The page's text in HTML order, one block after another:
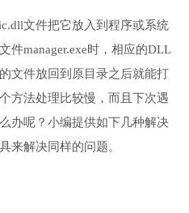
文件把它放入到程序或系统
件manager.exe时，相应的DLL
文件放回到原目录之后就能打
方法处理比较慢，而且下次遇
办呢？小编提供如下几种解决
来解决同样的问题。